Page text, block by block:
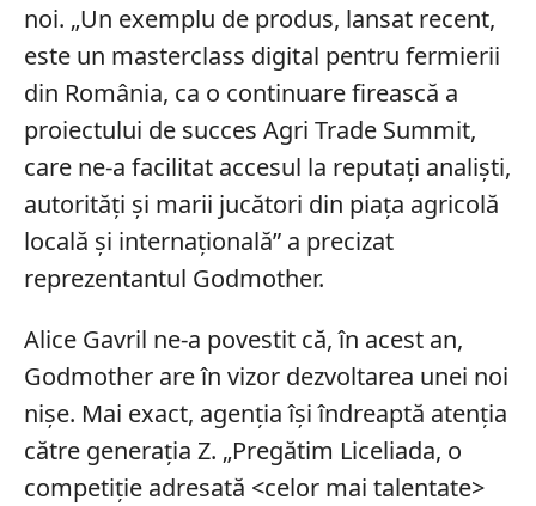
noi. „Un exemplu de produs, lansat recent,
este un masterclass digital pentru fermierii
din România, ca o continuare firească a
proiectului de succes Agri Trade Summit,
care ne-a facilitat accesul la reputați analiști,
autorități și marii jucători din piața agricolă
locală și internațională” a precizat
reprezentantul Godmother.
Alice Gavril ne-a povestit că, în acest an,
Godmother are în vizor dezvoltarea unei noi
nișe. Mai exact, agenția își îndreaptă atenția
către generația Z. „Pregătim Liceliada, o
competiție adresată <celor mai talentate>